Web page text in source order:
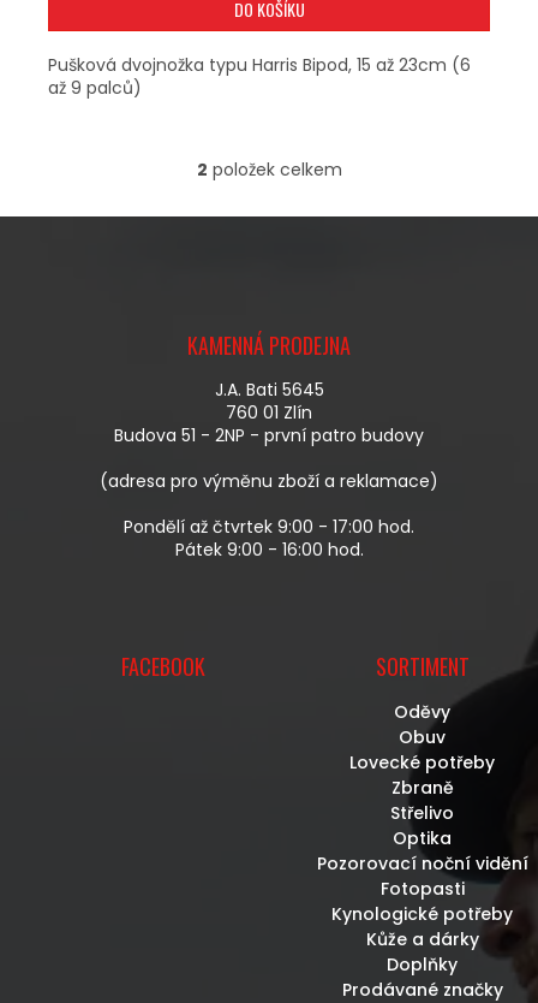
DO KOŠÍKU
Pušková dvojnožka typu Harris Bipod, 15 až 23cm (6
až 9 palců)
O
L
Í
P
R
V
K
V
P
I
2 položek celkem
KAMENNÁ PRODEJNA
J.A. Bati 5645
760 01 Zlín
Budova 51 - 2NP - první patro budovy
(adresa pro výměnu zboží a reklamace)
Pondělí až čtvrtek 9:00 - 17:00 hod.
Pátek 9:00 - 16:00 hod.
FACEBOOK SORTIMENT
Oděvy
Obuv
Lovecké potřeby
Zbraně
Střelivo
Optika
Pozorovací noční vidění
Fotopasti
Kynologické potřeby
Kůže a dárky
Doplňky
Prodávané značky